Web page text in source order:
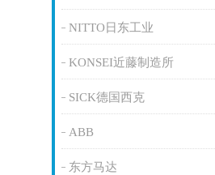
NITTO日东工业
KONSEI近藤制造所
SICK德国西克
ABB
东方马达